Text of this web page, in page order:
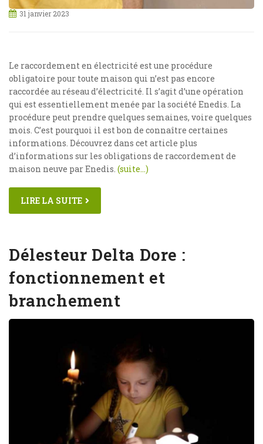
31 janvier 2023
Le raccordement en électricité est une procédure
obligatoire pour toute maison qui n’est pas encore
raccordée au réseau d’électricité. Il s’agit d’une opération
qui est essentiellement menée par la société Enedis. La
procédure peut prendre quelques semaines, voire quelques
mois. C’est pourquoi il est bon de connaître certaines
informations. Découvrez dans cet article plus
d’informations sur les obligations de raccordement de
maison neuve par Enedis. (suite…)
LIRE LA SUITE
Délesteur Delta Dore :
fonctionnement et
branchement